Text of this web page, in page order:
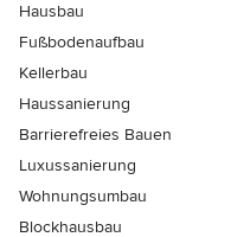
Hausbau
Fußbodenaufbau
Kellerbau
Haussanierung
Barrierefreies Bauen
Luxussanierung
Wohnungsumbau
Blockhausbau